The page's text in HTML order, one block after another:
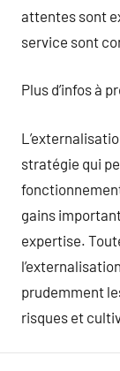
attentes sont
service sont
Plus d’infos à
stratégie qui
gains
expertise.
prudemment
risques et